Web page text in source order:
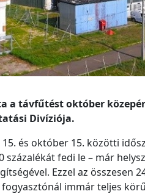
a távfűtést október
Divíziója.
és október 15. közötti
százalékát fedi le – már
Ezzel az összesen
immár teljes